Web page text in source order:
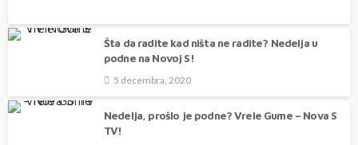
Šta da radite kad ništa ne radite? Nedelja u
podne na Novoj S!
5 decembra, 2020
Nedelja, prošlo je podne? Vrele Gume – Nova S
TV!